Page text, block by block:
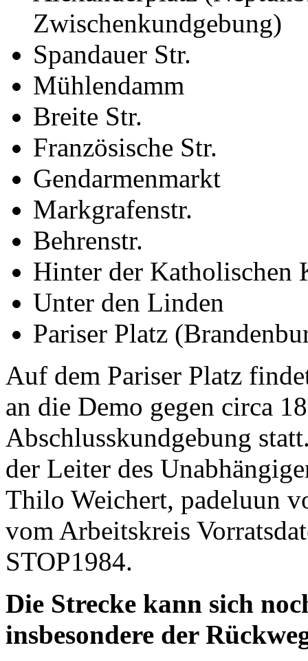
Zwischenkundgebung)
Spandauer Str.
Mühlendamm
Breite Str.
Französische Str.
Gendarmenmarkt
Markgrafenstr.
Behrenstr.
Hinter der Katholischen
Unter den Linden
Pariser Platz
Auf dem Pariser Platz
an die Demo gegen circa
Abschlusskundgebung
der Leiter des
Thilo Weichert, padeluun
vom Arbeitskreis
STOP1984.
Die Strecke kann sich
insbesondere der